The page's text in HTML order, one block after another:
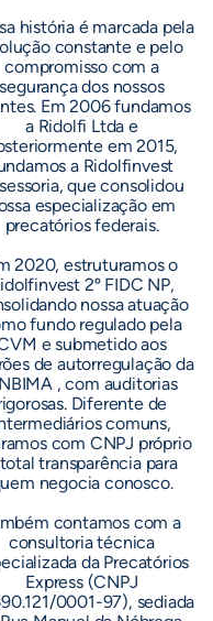
história é marcada pela
constante e pelo
compromisso com a
segurança dos nossos
Em 2006 fundamos
a Ridolfi Ltda e
em 2015,
a Ridolfinvest
que consolidou
especialização em
precatórios federais.
2020, estruturamos o
2º FIDC NP,
nossa atuação
fundo regulado pela
e submetido aos
de autorregulação da
, com auditorias
Diferente de
comuns,
com CNPJ próprio
transparência para
negocia conosco.
contamos com a
consultoria técnica
da Precatórios
Express (CNPJ
0001-97), sediada